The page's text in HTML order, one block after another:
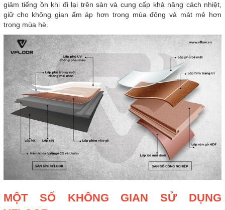
giảm tiếng ồn khi đi lại trên sàn và cung cấp khả năng cách nhiệt,
giữ cho không gian ấm áp hơn trong mùa đông và mát mẻ hơn
trong mùa hè.
MỘT SỐ KHÔNG GIAN SỬ DỤNG